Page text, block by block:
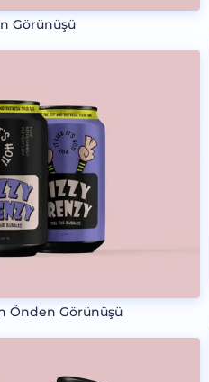
Görünüşü
Önden Görünüşü